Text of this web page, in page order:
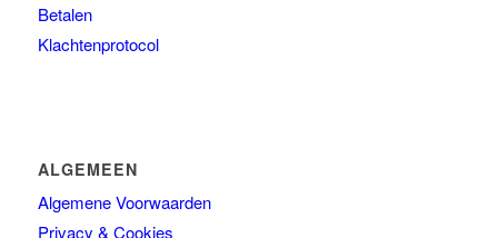
Betalen
Klachtenprotocol
ALGEMEEN
Algemene Voorwaarden
Privacy & Cookies